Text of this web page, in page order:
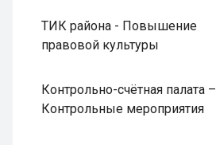
ТИК района - Повышение
правовой культуры
Контрольно-счётная палата –
Контрольные мероприятия